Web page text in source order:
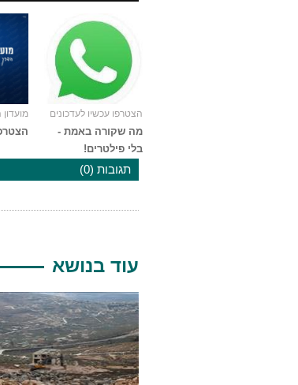
הצטרפו עכשיו לעדכונים
מה שקורה באמת -
בלי פילטרים!
תגובות (0)
עוד בנושא